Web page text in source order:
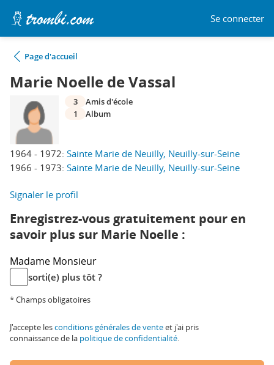
Se connecter
Page d'accueil
Marie Noelle de Vassal
1964 - 1972: Sainte Marie de Neuilly, Neuilly-sur-Seine
1966 - 1973: Sainte Marie de Neuilly, Neuilly-sur-Seine
3
Amis d'école
1
Album
Signaler le profil
Enregistrez-vous gratuitement pour en
savoir plus sur Marie Noelle :
Madame Monsieur
sorti(e) plus tôt ?
* Champs obligatoires
J'accepte lesconditions générales de venteet j'ai pris
connaissance de la politique de confidentialité.